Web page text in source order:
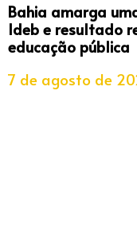
Bahia amarga
Ideb e resultado
educação pública
7 de agosto de